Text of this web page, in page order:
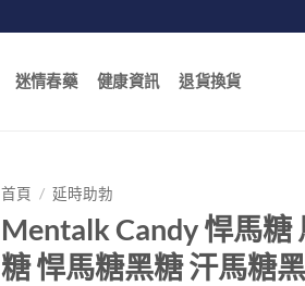
迷情春藥 健康資訊 退貨換貨
首頁 / 延時助勃
Mentalk Candy 悍馬
糖 悍馬糖黑糖 汗馬糖